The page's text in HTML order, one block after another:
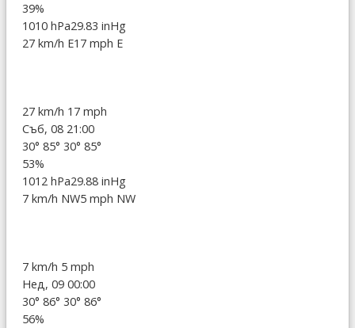
39%
1010 hPa29.83 inHg
27 km/h E17 mph E
27 km/h 17 mph
Съб, 08 21:00
30° 85° 30° 85°
53%
1012 hPa29.88 inHg
7 km/h NW5 mph NW
7 km/h 5 mph
Нед, 09 00:00
30° 86° 30° 86°
56%